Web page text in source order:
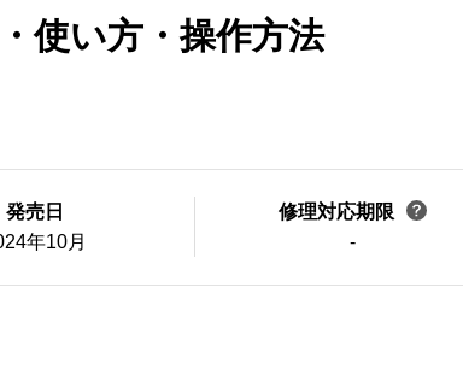
使い方・操作方法
発売日
年10月
修理対応期限
-